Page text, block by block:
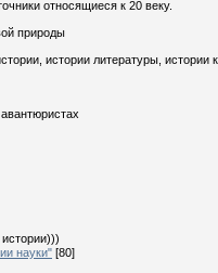
относящиеся к 20 веку.
природы
истории литературы, истории
науки" [80]